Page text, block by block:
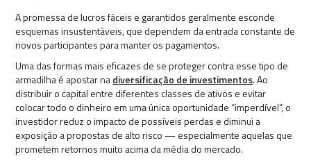
A promessa de lucros fáceis e garantidos geralmente esconde
esquemas insustentáveis, que dependem da entrada constante de
novos participantes para manter os pagamentos.
Uma das formas mais eficazes de se proteger contra esse tipo de
armadilha é apostar nadiversificação de investimentos. Ao
distribuir o capital entre diferentes classes de ativos e evitar
colocar todo o dinheiro em uma única oportunidade “imperdível”, o
investidor reduz o impacto de possíveis perdas e diminui a
exposição a propostas de alto risco — especialmente aquelas que
prometem retornos muito acima da média do mercado.